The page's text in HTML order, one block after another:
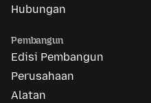
Hubungan
Pembangun
Edisi Pembangun
Perusahaan
Alatan